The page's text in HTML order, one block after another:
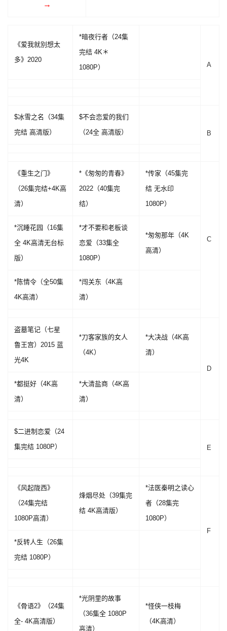
→
《爱我就别想太
多》2020
*暗夜行者（24集
完结 4K＊
1080P）
A
$冰雪之名（34集
完结 高清版）
$不会恋爱的我们
（24全 高清版）
B
《重生之门》
（26集完结+4K高
清）
*《匆匆的青春》
2022（40集完
结）
*传家（45集完
结 无水印
1080P）
C
*沉睡花园（16集
全 4K高清无台标
版）
*才不要和老板谈
恋爱（33集全
1080P）
*匆匆那年（4K
高清）
*陈情令（全50集
4K高清）
*闯关东（4K高
清）
盗墓笔记（七星
鲁王宫）2015 蓝
光4K
*刀客家族的女人
（4K）
*大决战（4K高
清）
D
*都挺好（4K高
清）
*大清盐商（4K高
清）
$二进制恋爱（24
集完结 1080P）
E
《风起陇西》
（24集完结
1080P高清）
烽烟尽处（39集完
结 4K高清版）
*法医秦明之读心
者（28集完
1080P）
F
*反转人生（26集
完结 1080P）
《骨语2》（24集
全- 4K高清版）
*光阴里的故事
（36集全 1080P
高清）
*怪侠一枝梅
（4K高清）